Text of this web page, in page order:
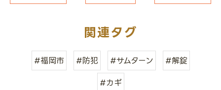
関連タグ
#福岡市 #防犯 #サムターン #解錠
#カギ